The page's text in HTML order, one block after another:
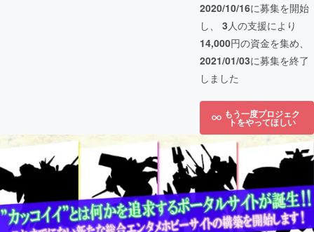
2020/10/16に募集を開始
し、 3人の支援により
14,000円の資金を集め、
2021/01/03に募集を終了
しました
もう一度プロジェク
トをやってほしい